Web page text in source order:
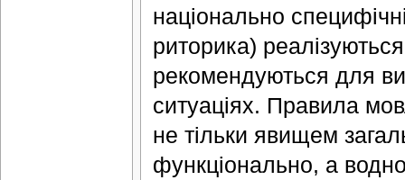
національно
риторика)
рекомендуються для
ситуаціях. Правила
не тільки явищем
функціонально, а